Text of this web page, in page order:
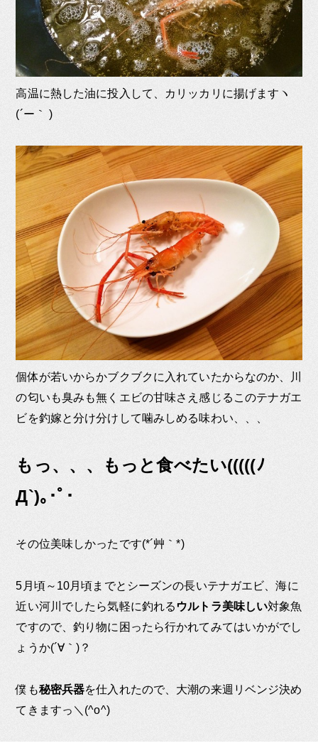
高温に熱した油に投入して、カリッカリに揚げますヽ
(´ー｀ )
個体が若いからかブクブクに入れていたからなのか、川
の匂いも臭みも無くエビの甘味さえ感じるこのテナガエ
ビを釣嫁と分け分けして噛みしめる味わい、、、
もっ、、、もっと食べたい(((((ﾉ
Д`)｡･ﾟ･
その位美味しかったです(*´艸｀*)
5月頃～10月頃までとシーズンの長いテナガエビ、海に
近い河川でしたら気軽に釣れるウルトラ美味しい対象魚
ですので、釣り物に困ったら行かれてみてはいかがでし
ょうか(´∀｀)？
僕も秘密兵器を仕入れたので、大潮の来週リベンジ決め
てきますっ＼(^o^)